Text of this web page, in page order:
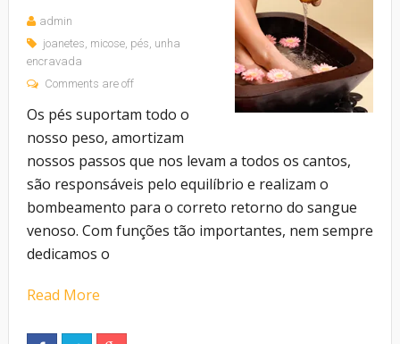
admin
joanetes, micose, pés, unha
encravada
Comments are off
Os pés suportam todo o
nosso peso, amortizam
nossos passos que nos levam a todos os cantos,
são responsáveis pelo equilíbrio e realizam o
bombeamento para o correto retorno do sangue
venoso. Com funções tão importantes, nem sempre
dedicamos o
Read More